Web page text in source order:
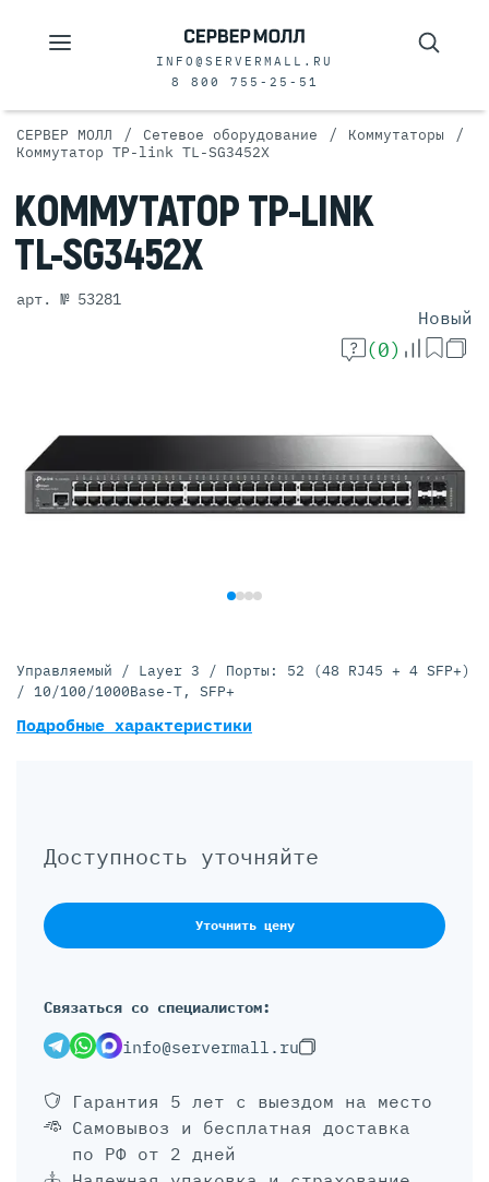
INFO@SERVERMALL.RU
8 800 755-25-51
СЕРВЕР МОЛЛ / Сетевое оборудование / Коммутаторы /
Коммутатор TP-link TL-SG3452X
КОММУТАТОРTP-LINK
TL-SG3452X
арт. № 53281
Новый
(0)
Доступность уточняйте
Уточнить цену
Связаться со специалистом:
info@servermall.ru
Гарантия 5 лет с выездом на место
Самовывоз и бесплатная доставка
по РФ от 2 дней
Управляемый / Layer 3 / Порты: 52 (48 RJ45 + 4 SFP+)
/ 10/100/1000Base-T, SFP+
Подробные характеристики